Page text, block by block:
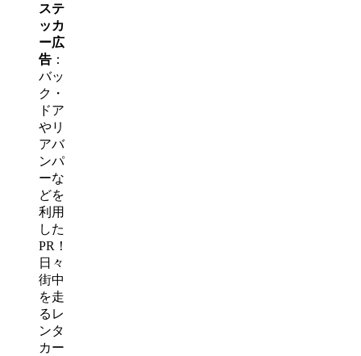
ステ
ッカ
ー広
告 ：
バッ
ク・
ドア
やリ
アバ
ンパ
ーな
どを
利用
した
PR！
日々
街中
を走
るレ
ンタ
カー